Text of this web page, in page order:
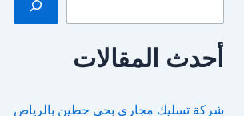
أحدث المقالات
شركة تسليك مجاري بحي حطين بالرياض